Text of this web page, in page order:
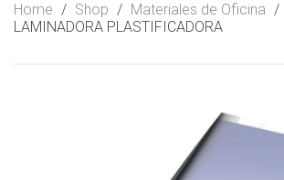
Home / Shop / Materiales de Oficina /
LAMINADORA PLASTIFICADORA